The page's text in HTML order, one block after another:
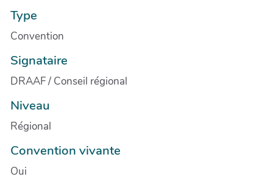
Type
Convention
Signataire
DRAAF / Conseil régional
Niveau
Régional
Convention vivante
Oui